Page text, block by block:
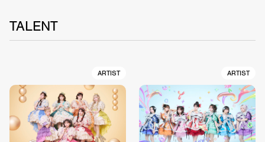
TALENT
ARTIST ARTIST